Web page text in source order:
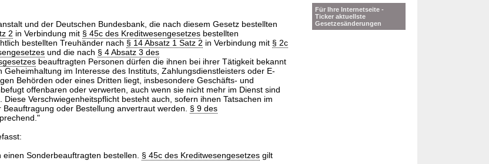
und der Deutschen Bundesbank, die nach diesem Gesetz bestellten
2 in Verbindung mit § 45c des Kreditwesengesetzesbestellten
bestellten Treuhänder nach § 14 Absatz 1 Satz 2 in Verbindung mit § 2c
und die nach § 4 Absatz 3 des
beauftragten Personen dürfen die ihnen bei ihrer Tätigkeit bekannt
Geheimhaltung im Interesse des Instituts, Zahlungsdienstleisters oder E-
Behörden oder eines Dritten liegt, insbesondere Geschäfts- und
offenbaren oder verwerten, auch wenn sie nicht mehr im Dienst sind
Verschwiegenheitspflicht besteht auch, sofern ihnen Tatsachen im
oder Bestellung anvertraut werden. § 9 des
einen Sonderbeauftragten bestellen. § 45c des Kreditwesengesetzesgilt
Für Ihre Internetseite -
Ticker aktuellste
Gesetzesänderungen